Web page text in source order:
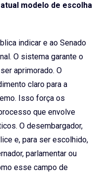
modelo de escolha
indicar e ao Senado
O sistema garante o
aprimorado. O
claro para a
Isso força os
que envolve
O desembargador,
e, para ser escolhido,
parlamentar ou
esse campo de